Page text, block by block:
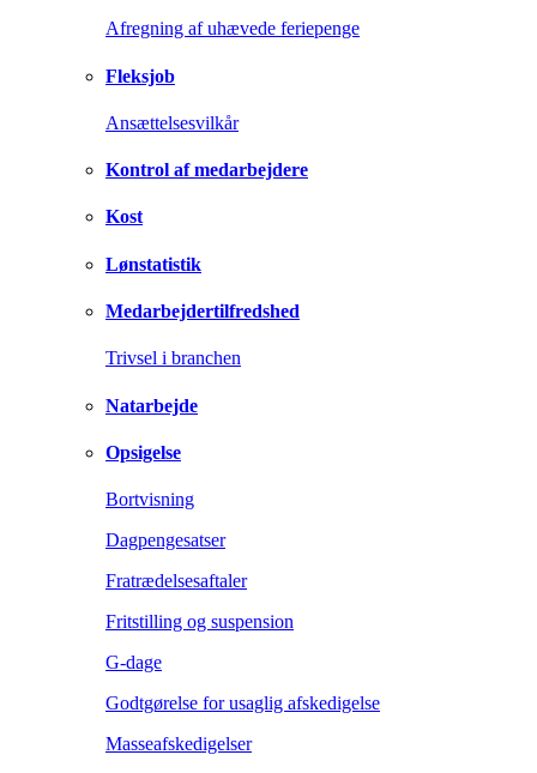
Afregning af uhævede feriepenge
Fleksjob
Ansættelsesvilkår
Kontrol af medarbejdere
Kost
Lønstatistik
Medarbejdertilfredshed
Trivsel i branchen
Natarbejde
Opsigelse
Bortvisning
Dagpengesatser
Fratrædelsesaftaler
Fritstilling og suspension
G-dage
Godtgørelse for usaglig afskedigelse
Masseafskedigelser